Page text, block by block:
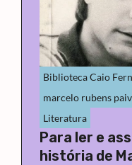
Biblioteca Caio
marcelo rubens
Literatura
Para ler e
história de